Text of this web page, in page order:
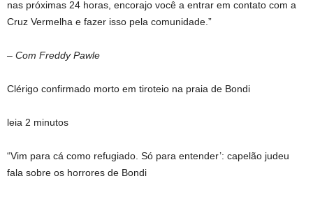
nas próximas 24 horas, encorajo você a entrar em contato com a
Cruz Vermelha e fazer isso pela comunidade.”
– Com Freddy Pawle
Clérigo confirmado morto em tiroteio na praia de Bondi
leia 2 minutos
“Vim para cá como refugiado. Só para entender’: capelão judeu
fala sobre os horrores de Bondi